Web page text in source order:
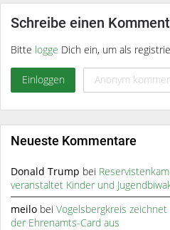
Schreibe einen
Bitte logge Dich ein, um als
Einloggen Anonym
Neueste Kommentare
Donald Trump bei
veranstaltet Kinder und
meilo beiVogelsbergkreis
der Ehrenamts-Card aus